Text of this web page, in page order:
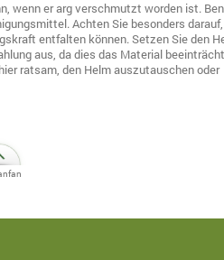
wenn er arg verschmutzt worden ist.
Achten Sie besonders
entfalten können. Setzen Sie den
aus, da dies das Material
ratsam, den Helm auszutauschen oder